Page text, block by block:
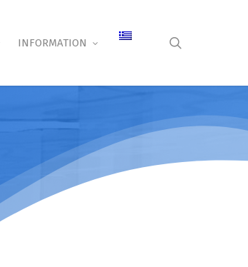
INFORMATION